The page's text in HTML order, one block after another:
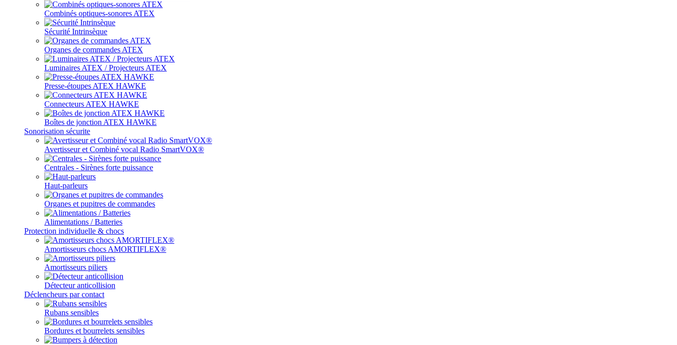
Combinés optiques-sonores ATEX
Sécurité Intrinsèque
Organes de commandes ATEX
Luminaires ATEX / Projecteurs ATEX
Presse-étoupes ATEX HAWKE
Connecteurs ATEX HAWKE
Boîtes de jonction ATEX HAWKE
Sonorisation sécurite
Avertisseur et Combiné vocal Radio SmartVOX®
Centrales - Sirènes forte puissance
Haut-parleurs
Organes et pupitres de commandes
Alimentations / Batteries
Protection individuelle & chocs
Amortisseurs chocs AMORTIFLEX®
Amortisseurs piliers
Détecteur anticollision
Déclencheurs par contact
Rubans sensibles
Bordures et bourrelets sensibles